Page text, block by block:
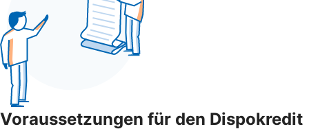
Voraussetzungen für den Dispokredit